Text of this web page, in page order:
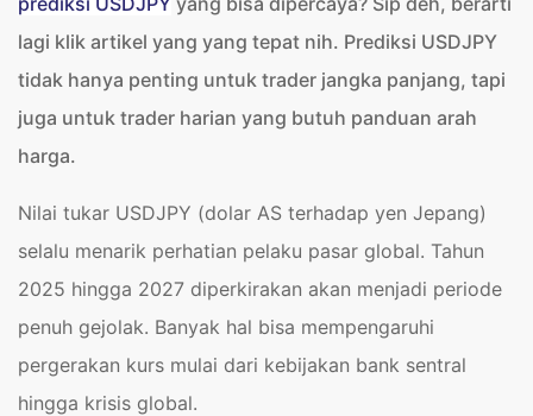
lagi klik artikel yang yang tepat nih. Prediksi USDJPY
tidak hanya penting untuk trader jangka panjang, tapi
juga untuk trader harian yang butuh panduan arah
harga.
Nilai tukar USDJPY (dolar AS terhadap yen Jepang)
selalu menarik perhatian pelaku pasar global. Tahun
2025 hingga 2027 diperkirakan akan menjadi periode
penuh gejolak. Banyak hal bisa mempengaruhi
pergerakan kurs mulai dari kebijakan bank sentral
hingga krisis global.